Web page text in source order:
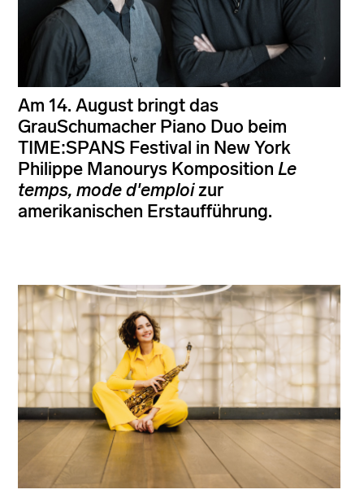
Am 14. August bringt das
GrauSchumacher Piano Duo beim
TIME:SPANS Festival in New York
Philippe Manourys Komposition Le
temps, mode d'emploizur
amerikanischen Erstaufführung.